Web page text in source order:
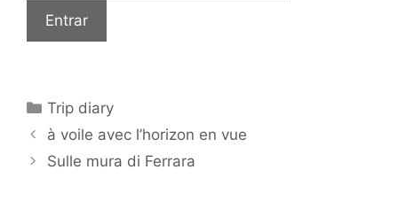
Categorías
Trip diary
à voile avec l’horizon en vue
Sulle mura di Ferrara